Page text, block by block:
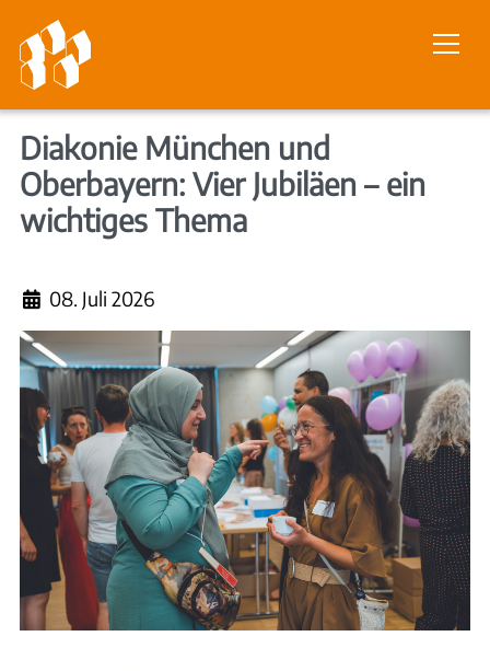
Diakonie München und
Oberbayern: Vier Jubiläen – ein
wichtiges Thema
Details08. Juli 2026